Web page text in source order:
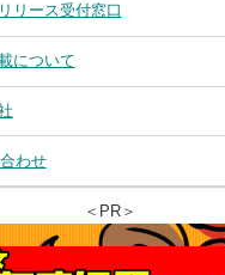
リース受付窓口
について
わせ
＜PR＞